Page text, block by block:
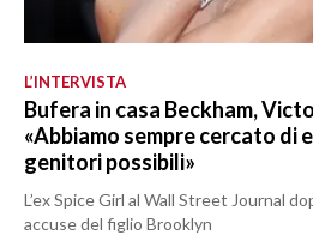
L’INTERVISTA
Bufera in casa Beckham,
«Abbiamo sempre cercato di
genitori possibili»
L’ex Spice Girl al Wall Street Journal
accuse del figlio Brooklyn